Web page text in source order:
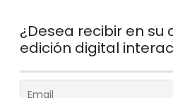
¿Desea recibir en su
edición digital